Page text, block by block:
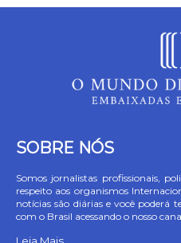
SOBRE NÓS
Somos jornalistas profissionais,
respeito aos organismos
notícias são diárias e você poderá
com o Brasil acessando o nosso